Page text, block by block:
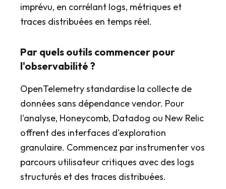
imprévu, en corrélant logs, métriques et
traces distribuées en temps réel.
Par quels outils commencer pour
l'observabilité ?
OpenTelemetry standardise la collecte de
données sans dépendance vendor. Pour
l'analyse, Honeycomb, Datadog ou New Relic
offrent des interfaces d'exploration
granulaire. Commencez par instrumenter vos
parcours utilisateur critiques avec des logs
structurés et des traces distribuées.